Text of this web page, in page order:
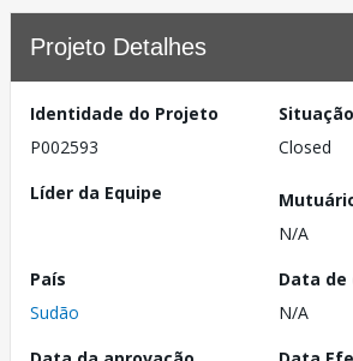
Projeto Detalhes
Identidade do Projeto
P002593
Situação
Closed
Líder da Equipe
N/A
País
Sudão
Data de
N/A